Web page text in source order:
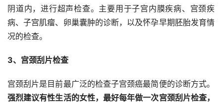
阴道内，进行超声检查。主要用于子宫内膜疾病、宫颈疾
病、子宫肌瘤、卵巢囊肿的诊断，以及怀孕早期胚胎发育情
况的检查。
3、宫颈刮片检查
宫颈刮片是目前最广泛的检查子宫颈癌最简便的诊断方式。
强烈建议有性生活的女性，最好每年做一次宫颈刮片检查，